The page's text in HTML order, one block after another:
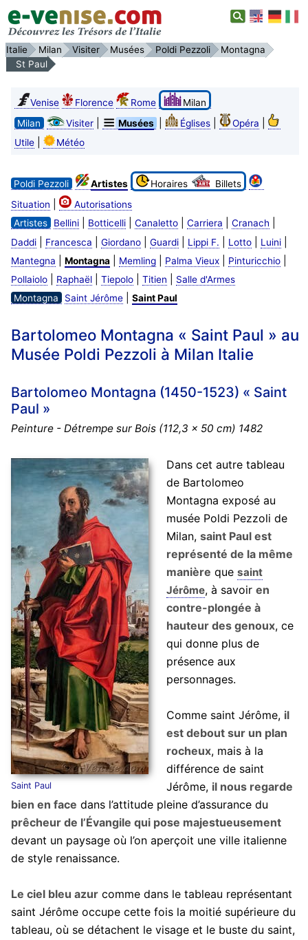
Italie Milan Visiter Musées Poldi Pezzoli
Montagna
St Paul
Venise Florence Rome
Milan
Milan
Visiter| Musées Églises| Opéra
Utile| Météo
Poldi Pezzoli Artistes Horaires
Billets
Situation
Autorisations
Artistes
Bellini| Botticelli| Canaletto| Carriera Cranach
Daddi| Francesca Giordano| Guardi| Lippi F. Lotto| Luini|
Mantegna Montagna| Memling| Palma Vieux| Pinturicchio|
Pollaiolo| Raphaël| Tiepolo| Titien
Salle d'Armes
Montagna
Saint Jérôme| Saint Paul
Bartolomeo Montagna « Saint Paul » au
Musée Poldi Pezzoli à Milan Italie
Bartolomeo Montagna (1450-1523) « Saint
Paul »
Peinture - Détrempe sur Bois (112,3 x 50 cm) 1482
Saint Paul
Dans cet autre tableau
de Bartolomeo
Montagna exposé au
musée Poldi Pezzoli de
Milan, saint Paul est
représenté de la même
manière que saint
Jérôme, à savoir en
contre-plongée à
hauteur des genoux, ce
qui donne plus de
présence aux
personnages.
Comme saint Jérôme, il
est debout sur un plan
rocheux, mais à la
différence de saint
Jérôme, il nous regarde
bien en face dans l’attitude pleine d’assurance du
prêcheur de l’Évangile qui pose majestueusement
devant un paysage où l’on aperçoit une ville italienne
de style renaissance.
Le ciel bleu azurcomme dans le tableau représentant
saint Jérôme occupe cette fois la moitié supérieure du
tableau, où se détachent le visage et le buste du saint,